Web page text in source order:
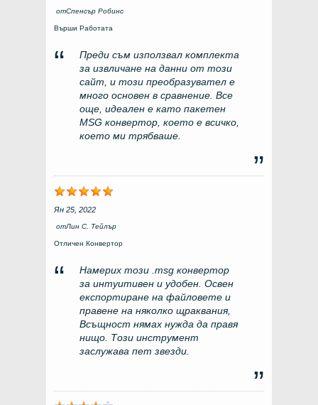
отСпенсър Робинс
Върши Работата
Преди съм използвал комплекта
за извличане на данни от този
сайт, и този преобразувател е
много основен в сравнение. Все
още, идеален е като пакетен
MSG конвертор, което е всичко,
което ми трябваше.
Ян 25, 2022
отЛин С. Тейлър
Отличен Конвертор
Намерих този .msg конвертор
за интуитивен и удобен. Освен
експортиране на файловете и
правене на няколко щраквания,
Всъщност нямах нужда да правя
нищо. Този инструмент
заслужава пет звезди.